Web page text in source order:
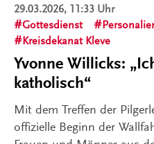
29.03.2026, 11:33 Uhr
Gottesdienst
Kreisdekanat Kleve
Yvonne Willicks:
katholisch“
Mit dem Treffen der
offizielle Beginn der